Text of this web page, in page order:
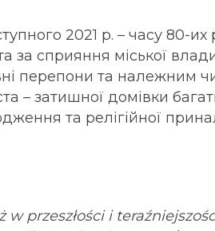
2021 р. – часу 80-их
за сприяння міської
перепони та належним
– затишної домівки
та релігійної
w przeszłości i